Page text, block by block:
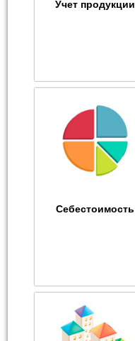
Учет продукции
Себестоимость